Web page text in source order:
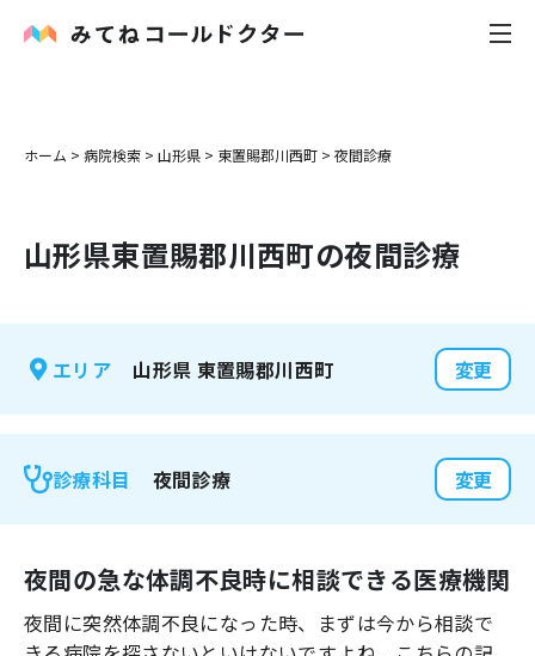
内科
花粉症
感染症
よくあるご質問
ホーム > 病院検索 > 山形県 > 東置賜郡川西町 > 夜間診療
山形県東置賜郡川西町の夜間診療
エリア 山形県 東置賜郡川西町 変更
診療科目 夜間診療 変更
夜間の急な体調不良時に相談できる医療機関
夜間に突然体調不良になった時、まずは今から相談で